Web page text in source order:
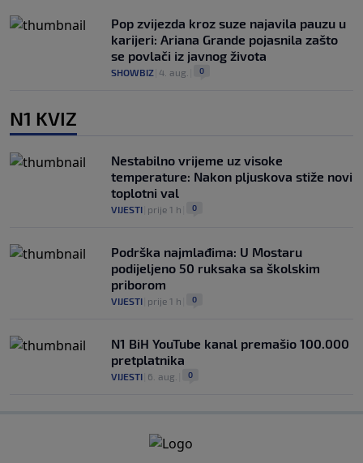
Pop zvijezda kroz suze najavila pauzu u
karijeri: Ariana Grande pojasnila zašto
se povlači iz javnog života
SHOWBIZ 4. aug. 0
N1 KVIZ
Nestabilno vrijeme uz visoke
temperature: Nakon pljuskova stiže novi
toplotni val
VIJESTI prije 1 h 0
Podrška najmlađima: U Mostaru
podijeljeno 50 ruksaka sa školskim
priborom
VIJESTI prije 1 h 0
N1 BiH YouTube kanal premašio 100.000
pretplatnika
VIJESTI 6. aug. 0